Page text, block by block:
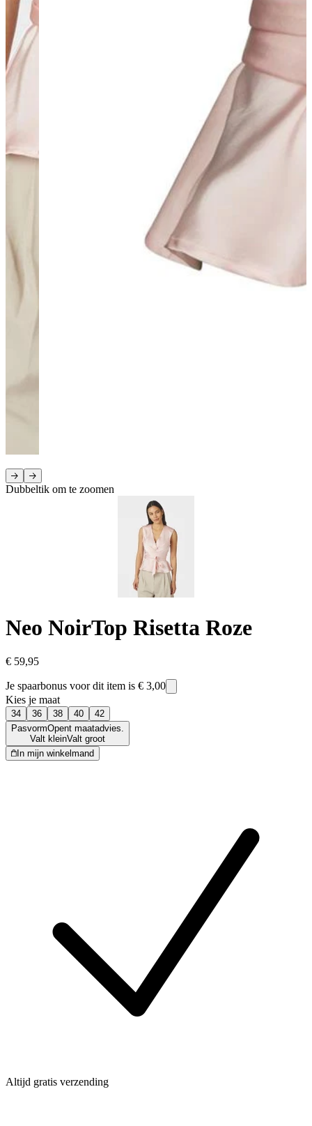
Dubbeltik om te zoomen
Neo NoirTop Risetta Roze
€ 59,95
Je spaarbonus voor dit item is € 3,00
Kies je maat
34 36 38 40
42
PasvormOpent maatadvies.
Valt kleinValt groot
In mijn winkelmand
Altijd gratis verzending